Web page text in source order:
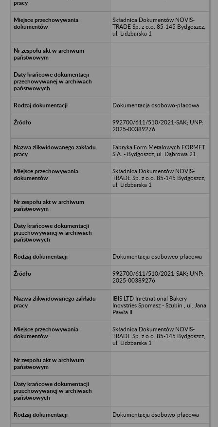
Składnica Dokumentów NOVIS-
TRADE Sp. z o.o. 85-145 Bydgoszcz,
ul. Lidzbarska 1
Dokumentacja osobowo-płacowa
992700/611/510/2021-SAK; UNP:
2025-00389276
Fabryka Form Metalowych FORMET
S.A. - Bydgoszcz, ul. Dąbrowa 21
Składnica Dokumentów NOVIS-
TRADE Sp. z o.o. 85-145 Bydgoszcz,
ul. Lidzbarska 1
Dokumentacja osoboweo-płacowa
992700/611/510/2021-SAK; UNP:
2025-00389276
IBIS LTD Inretnational Bakery
Inovstries Spomasz - Szubin , ul. Jana
Pawła II
Składnica Dokumentów NOVIS-
TRADE Sp. z o.o. 85-145 Bydgoszcz,
ul. Lidzbarska 1
Dokumentacja osobowo-płacowa